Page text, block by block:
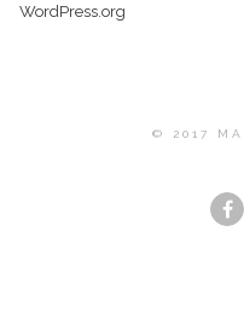
WordPress.org
© 2017